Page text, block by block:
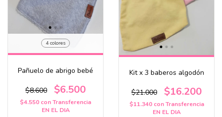
4 colores
Pañuelo de abrigo bebé
$8.600 $6.500
$4.550 conTransferencia
EN EL DIA
Kit x 3 baberos algodón
$21.000 $16.200
$11.340 con Transferencia
EN EL DIA